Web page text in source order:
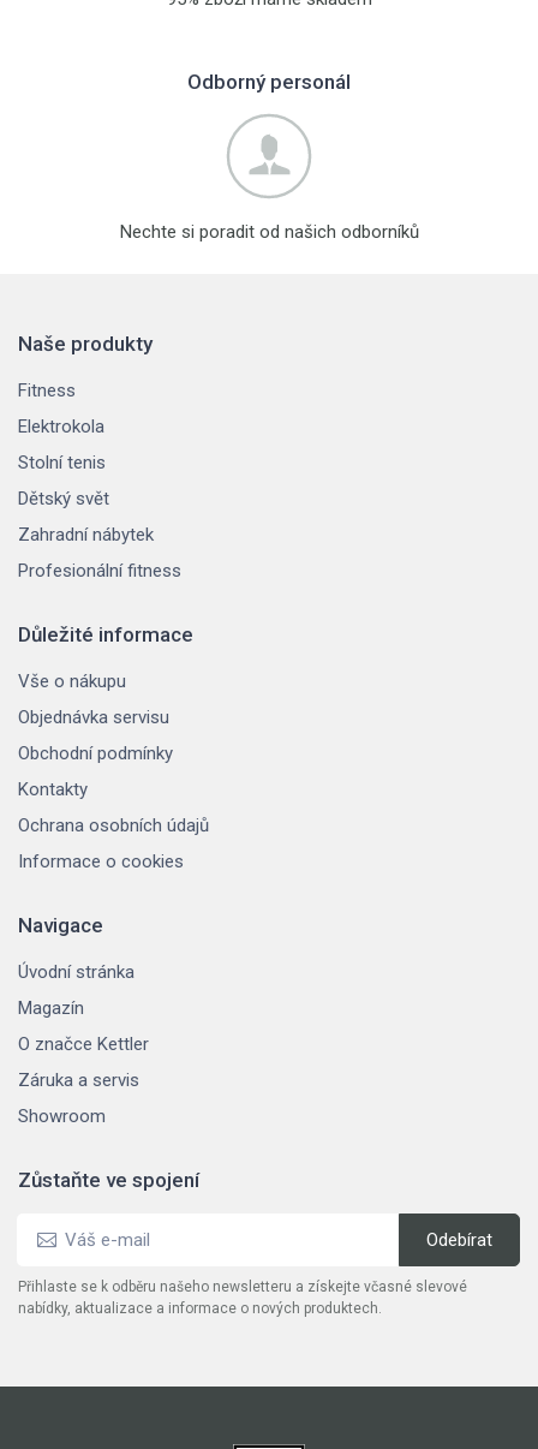
Odborný personál
Nechte si poradit od našich odborníků
Naše produkty
Fitness
Elektrokola
Stolní tenis
Dětský svět
Zahradní nábytek
Profesionální fitness
Důležité informace
Vše o nákupu
Objednávka servisu
Obchodní podmínky
Kontakty
Ochrana osobních údajů
Informace o cookies
Navigace
Úvodní stránka
Magazín
O značce Kettler
Záruka a servis
Showroom
Zůstaňte ve spojení
Přihlaste se k odběru našeho newsletteru a získejte včasné slevové
nabídky, aktualizace a informace o nových produktech.